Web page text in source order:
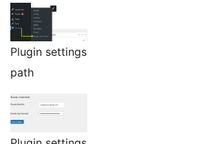
Plugin settings
path